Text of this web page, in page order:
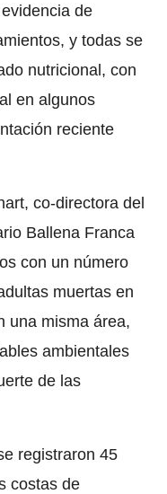
de
y todas se
nutricional, con
en algunos
reciente
co-directora del
Ballena Franca
con un número
muertas en
una misma área,
ambientales
de las
registraron 45
costas de